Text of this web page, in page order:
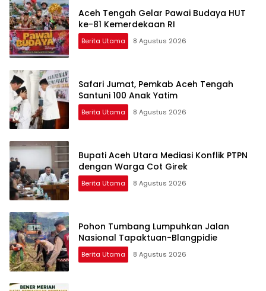
Aceh Tengah Gelar Pawai Budaya HUT
ke-81 Kemerdekaan RI
Berita Utama 8 Agustus 2026
Safari Jumat, Pemkab Aceh Tengah
Santuni 100 Anak Yatim
Berita Utama 8 Agustus 2026
Bupati Aceh Utara Mediasi Konflik PTPN
dengan Warga Cot Girek
Berita Utama 8 Agustus 2026
Pohon Tumbang Lumpuhkan Jalan
Nasional Tapaktuan-Blangpidie
Berita Utama 8 Agustus 2026